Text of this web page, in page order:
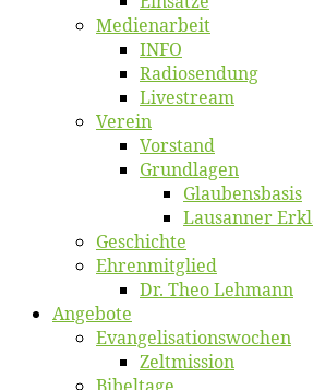
Me­di­en­ar­beit
INFO
Ra­dio­sen­dung
Live­stream
Ver­ein
Vor­stand
Grund­la­gen
Glaubens­ba­sis
Lausan­ner
Ge­schich­te
Eh­ren­mit­glied
Dr. Theo Lehmann
An­ge­bo­te
Evangelisa­tions­wo­chen
Zelt­mis­si­on